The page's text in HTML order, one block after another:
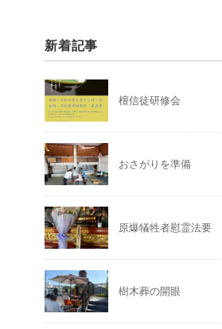
新着記事
檀信徒研修会
おさがりを準備
原爆犠牲者慰霊法要
樹木葬の開眼